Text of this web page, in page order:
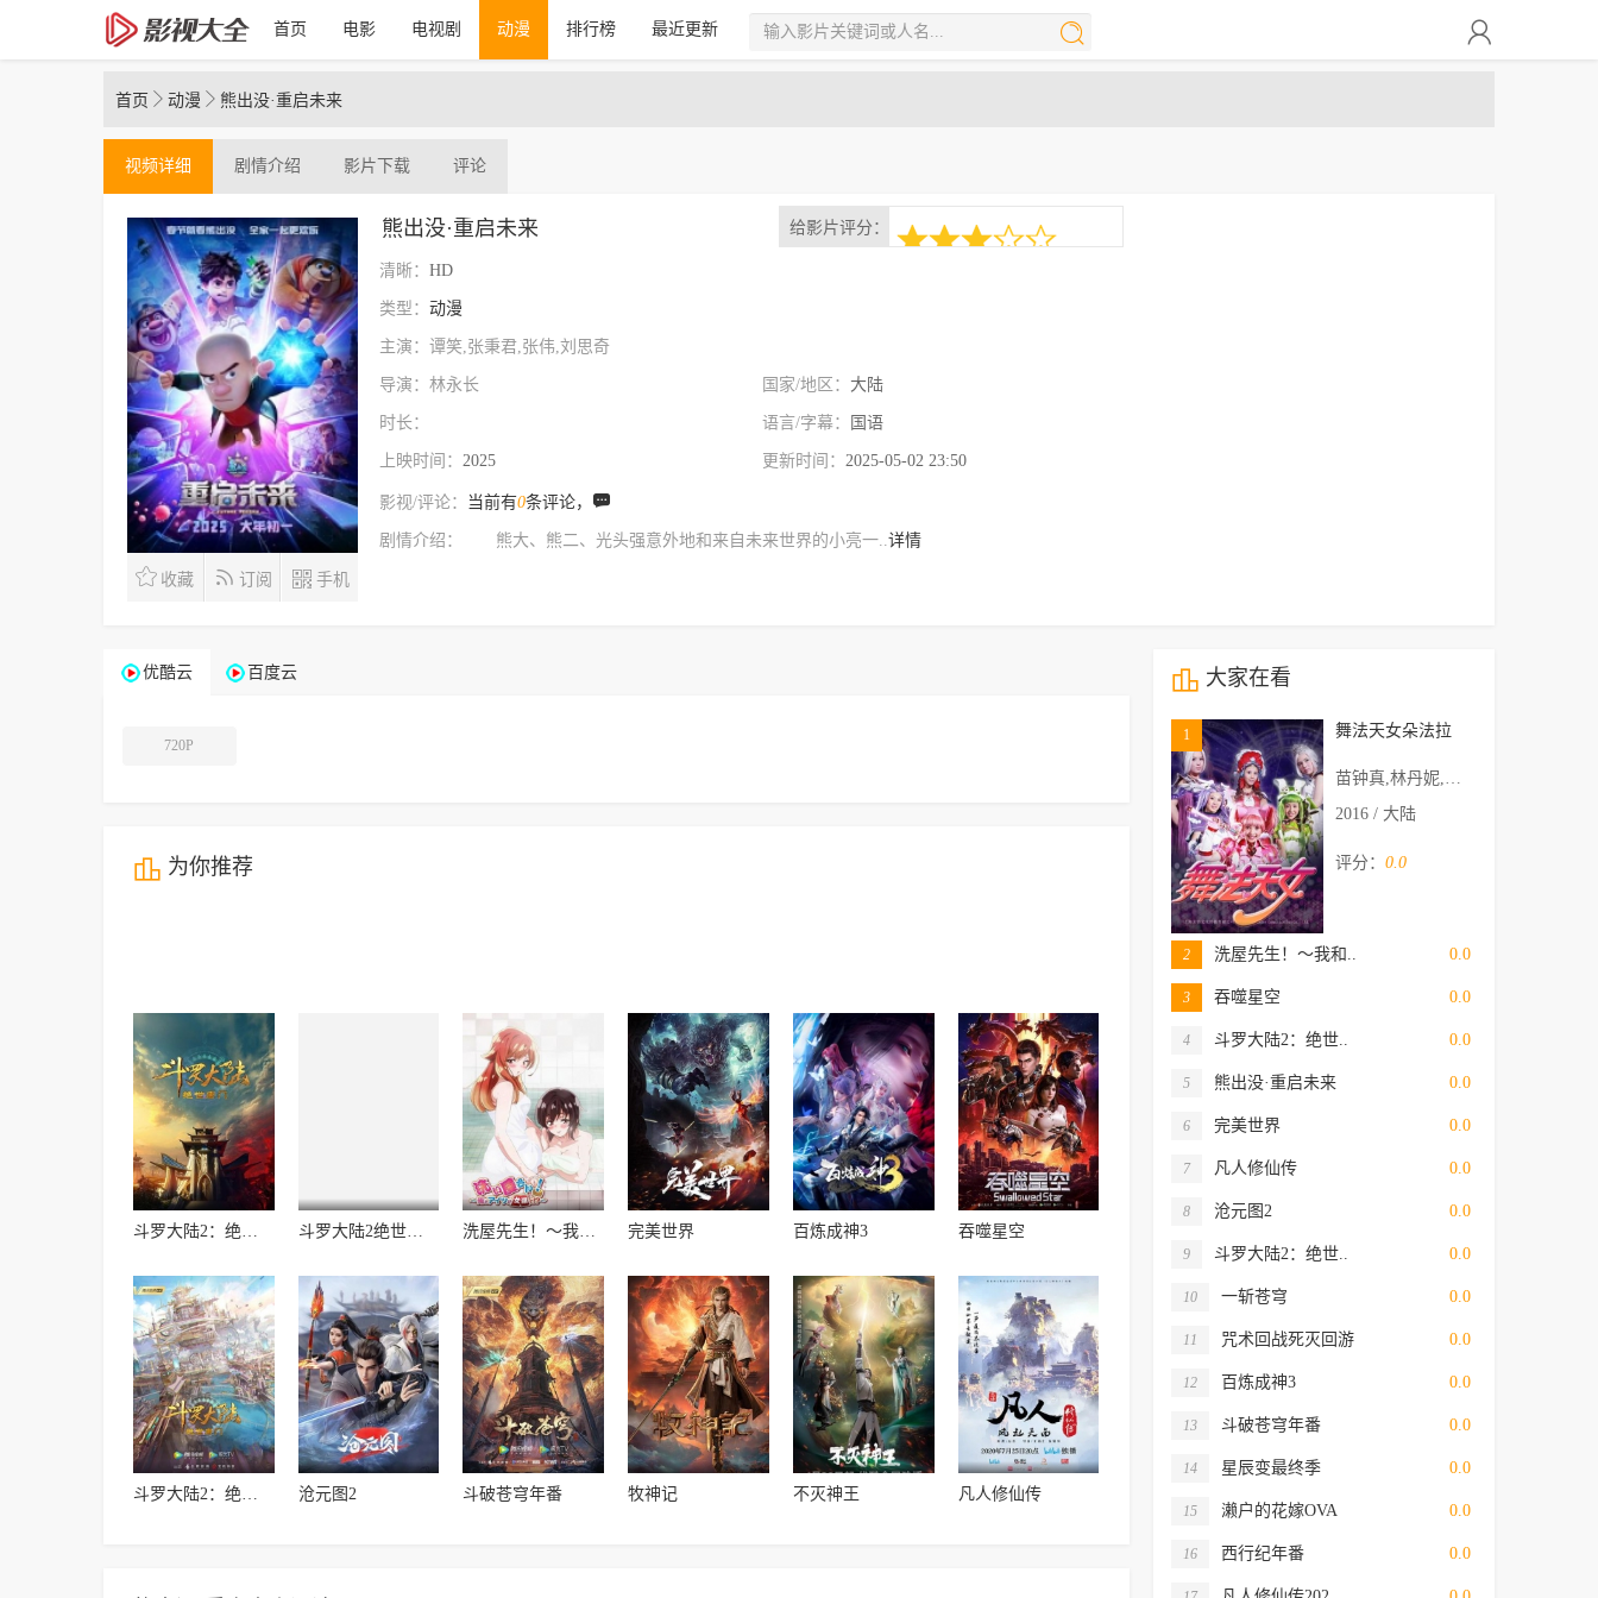
首页 电影 电视剧 动漫 排行榜 最近更新
首页 动漫 熊出没·重启未来
视频详细 剧情介绍 影片下载 评论
收藏 订阅 手机
给影片评分：
熊出没·重启未来
清晰：HD
类型：动漫
主演：谭笑,张秉君,张伟,刘思奇
导演：林永长 国家/地区： 大陆
时长： 语言/字幕： 国语
上映时间：2025 更新时间： 2025-05-02 23:50
影视/评论： 当前有0条评论，
剧情介绍： 熊大、熊二、光头强意外地和来自未来世界的小亮一..详情
优酷云 百度云
720P
为你推荐
斗罗大陆2：绝世唐门2023 斗罗大陆2绝世唐门第6季·动态漫 洗屋先生！～我和那家伙在女浴池！?～ 完美世界 百炼成神3 吞噬星空
斗罗大陆2：绝世唐门 沧元图2 斗破苍穹年番 牧神记 不灭神王 凡人修仙传
大家在看
1 舞法天女朵法拉
2016 / 大陆
评分：0.0
2 洗屋先生！～我和.. 0.0
3 吞噬星空 0.0
4 斗罗大陆2：绝世.. 0.0
5 熊出没·重启未来 0.0
6 完美世界 0.0
7 凡人修仙传 0.0
8 沧元图2 0.0
9 斗罗大陆2：绝世.. 0.0
10 一斩苍穹 0.0
11 咒术回战死灭回游 0.0
12 百炼成神3 0.0
13 斗破苍穹年番 0.0
14 星辰变最终季 0.0
15 濑户的花嫁OVA 0.0
16 西行纪年番 0.0